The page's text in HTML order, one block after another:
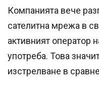
Компанията вече
сателитна мрежа в
активният оператор
употреба. Това
изстрелване в